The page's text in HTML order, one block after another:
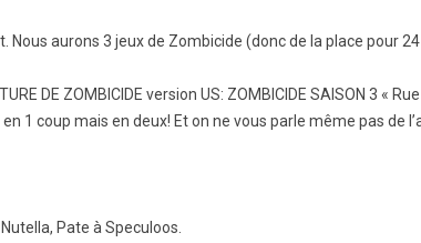
Nous aurons 3 jeux de Zombicide (donc de la place pour
DE ZOMBICIDE version US: ZOMBICIDE SAISON 3 «
1 coup mais en deux! Et on ne vous parle même pas de
Pate à Speculoos.